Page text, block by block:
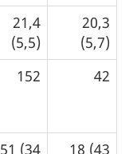
21,4
(5,5)
20,3
(5,7)
152 42
51 (34
18 (43